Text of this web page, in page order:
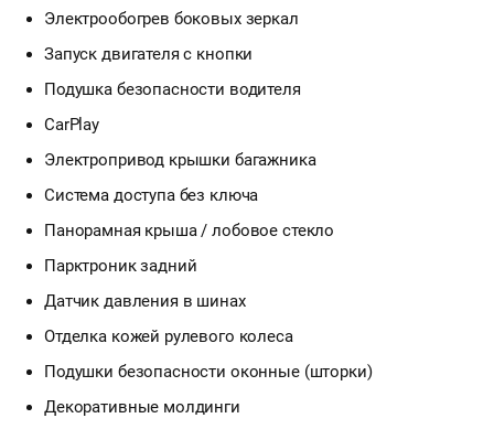
Электрообогрев боковых зеркал
Запуск двигателя с кнопки
Подушка безопасности водителя
CarPlay
Электропривод крышки багажника
Система доступа без ключа
Панорамная крыша / лобовое стекло
Парктроник задний
Датчик давления в шинах
Отделка кожей рулевого колеса
Подушки безопасности оконные (шторки)
Декоративные молдинги